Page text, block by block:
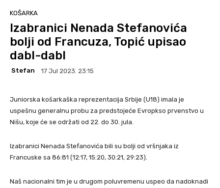
KOŠARKA
Izabranici Nenada Stefanovića
bolji od Francuza, Topić upisao
dabl-dabl
Stefan 17 Jul 2023. 23:15
Juniorska košarkaška reprezentacija Srbije (U18) imala je
uspešnu generalnu probu za predstojeće Evropkso prvenstvo u
Nišu, koje će se održati od 22. do 30. jula.
Izabranici Nenada Stefanovića bili su bolji od vršnjaka iz
Francuske sa 86:81 (12:17, 15:20, 30:21, 29:23).
Naš nacionalni tim je u drugom poluvremenu uspeo da nadoknadi